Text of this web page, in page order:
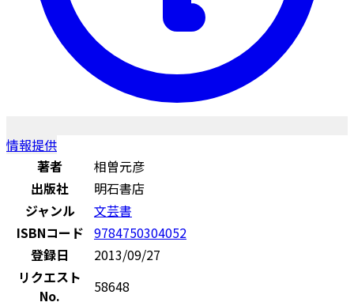
情報提供
著者
相曽元彦
出版社
明石書店
ジャンル
文芸書
ISBNコード 9784750304052
登録日
2013/09/27
リクエスト
No.
58648